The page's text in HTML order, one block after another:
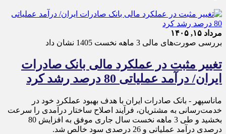
مرداد ۱۵, ۱۴۰۵
بررسی صورت‌های مالی 3 ماهه نخست 1405 نشان داد
تغییر مثبت در عملکرد مالی بانک صادرات
ایران/ درآمد عملیاتی 80 درصد رشد کرد
ماناسپهر - ​بانک صادرات ایران با هدف بهبود عملکرد خود در
خدمت‌رسانی به مشتریان، فرآیند اصلاح ساختار درآمدی را سرعت
بخشید و طی 3 ماهه نخست سال جاری موفق به افزایش 80
درصدی درآمد عملیاتی و 26 درصدی سود خالص شد.